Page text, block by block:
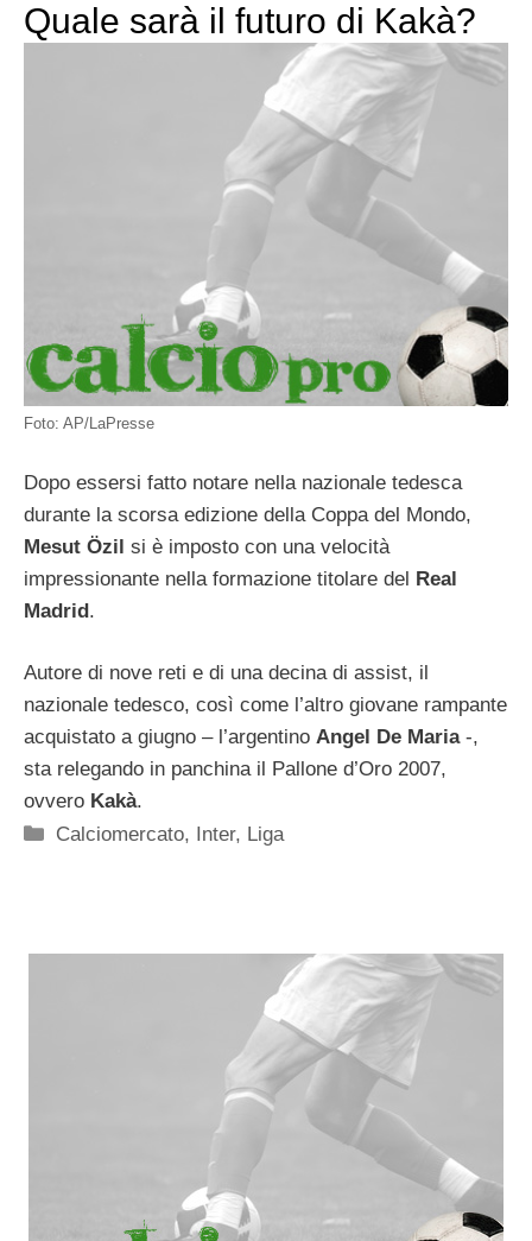
Quale sarà il futuro di Kakà?
Foto: AP/LaPresse
Dopo essersi fatto notare nella nazionale tedesca
durante la scorsa edizione della Coppa del Mondo,
Mesut Özil si è imposto con una velocità
impressionante nella formazione titolare del Real
Madrid.
Autore di nove reti e di una decina di assist, il
nazionale tedesco, così come l’altro giovane rampante
acquistato a giugno – l’argentino Angel De Maria-,
sta relegando in panchina il Pallone d’Oro 2007,
ovvero Kakà.
Categorie
Calciomercato, Inter, Liga